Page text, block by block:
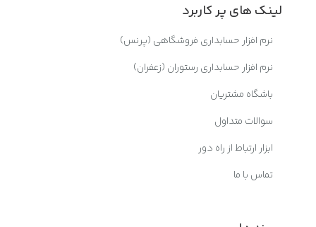
لینک های پر کاربرد
نرم افزار حسابداری فروشگاهی (پرنس)
نرم افزار حسابداری رستوران (زعفران)
باشگاه مشتریان
سوالات متداول
ابزار ارتباط از راه دور
تماس با ما